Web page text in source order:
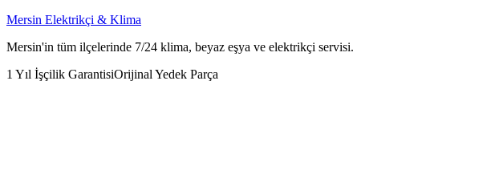
Mersin Elektrikçi & Klima
Mersin'in tüm ilçelerinde 7/24 klima, beyaz eşya ve elektrikçi servisi.
1 Yıl İşçilik GarantisiOrijinal Yedek Parça